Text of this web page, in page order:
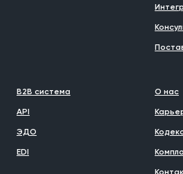
B2B система
API
ЭДО
EDI
О нас